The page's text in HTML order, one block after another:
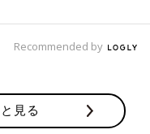
、軽くて着心地抜群なん
うで価格は1つ1,089円と
Recommended by
見る